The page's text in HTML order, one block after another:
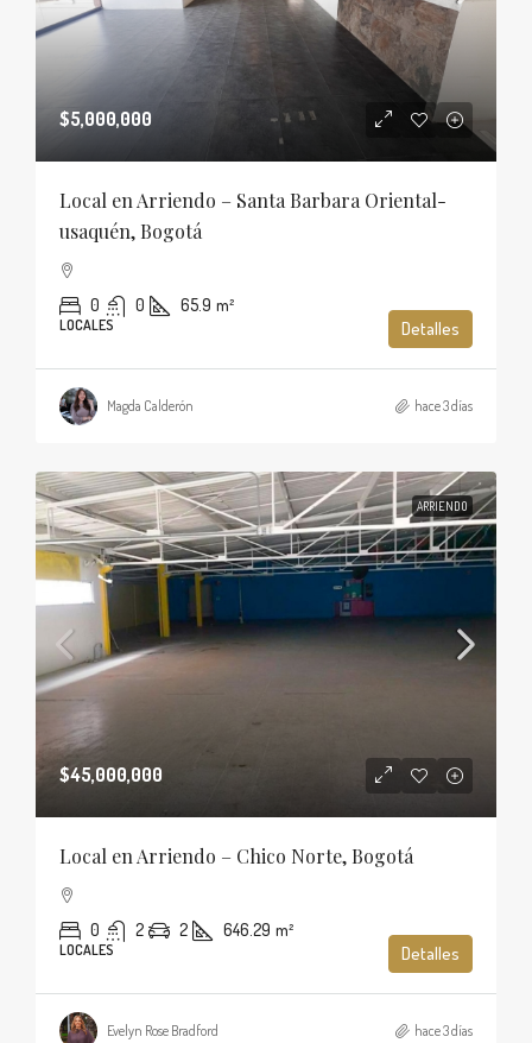
$5,000,000
Local en Arriendo – Santa Barbara Oriental-
usaquén, Bogotá
0 0 65.9 m²
LOCALES Detalles
Magda Calderón hace 3 días
ARRIENDO
$45,000,000
Local en Arriendo – Chico Norte, Bogotá
0 2 2 646.29 m²
LOCALES Detalles
Evelyn Rose Bradford hace 3 días